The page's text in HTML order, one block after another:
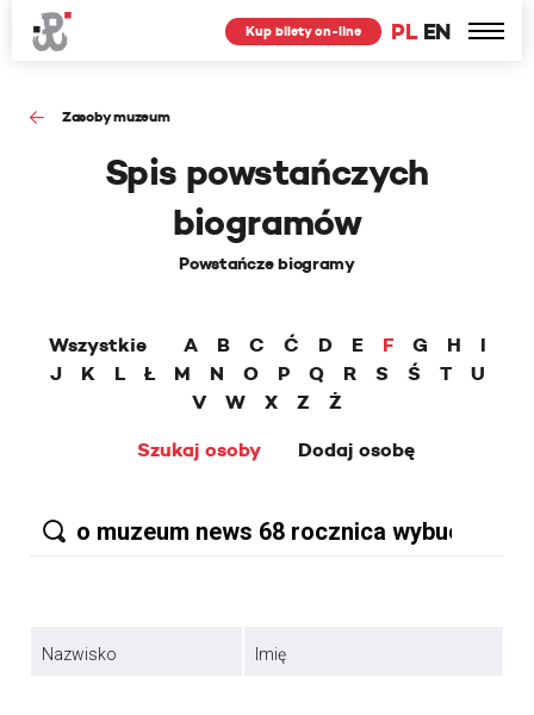
PL EN
Kup bilety on-line
Zasoby muzeum
Spis powstańczych
biogramów
Powstańcze biogramy
Wszystkie A B C Ć D E F G H
I
J
K L Ł M N O P Q R S Ś T
U
V
W X Z
Ż
Szukaj osoby
Dodaj osobę
Nazwisko Imię